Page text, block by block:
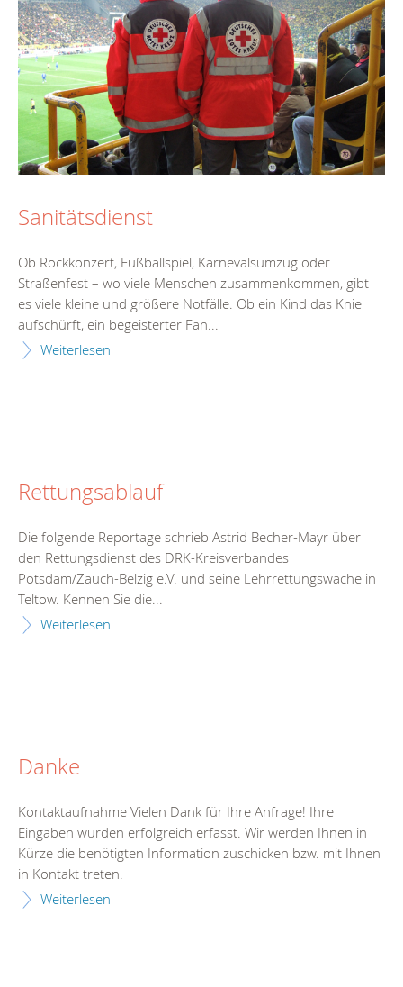
Sanitätsdienst
Ob Rockkonzert, Fußballspiel, Karnevalsumzug oder
Straßenfest – wo viele Menschen zusammenkommen, gibt
es viele kleine und größere Notfälle. Ob ein Kind das Knie
aufschürft, ein begeisterter Fan...
Weiterlesen
Rettungsablauf
Die folgende Reportage schrieb Astrid Becher-Mayr über
den Rettungsdienst des DRK-Kreisverbandes
Potsdam/Zauch-Belzig e.V. und seine Lehrrettungswache in
Teltow. Kennen Sie die...
Weiterlesen
Danke
Kontaktaufnahme Vielen Dank für Ihre Anfrage! Ihre
Eingaben wurden erfolgreich erfasst. Wir werden Ihnen in
Kürze die benötigten Information zuschicken bzw. mit Ihnen
in Kontakt treten.
Weiterlesen